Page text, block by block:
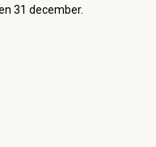
31 december.